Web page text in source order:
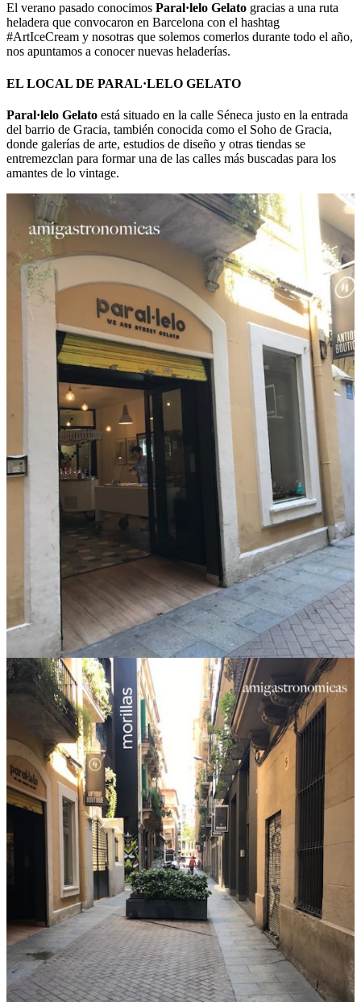
El verano pasado conocimos Paral·lelo Gelato gracias a una ruta
heladera que convocaron en Barcelona con el hashtag
#ArtIceCream y nosotras que solemos comerlos durante todo el año,
nos apuntamos a conocer nuevas heladerías.
EL LOCAL DE PARAL·LELO GELATO
Paral·lelo Gelato está situado en la calle Séneca justo en la entrada
del barrio de Gracia, también conocida como el Soho de Gracia,
donde galerías de arte, estudios de diseño y otras tiendas se
entremezclan para formar una de las calles más buscadas para los
amantes de lo vintage.